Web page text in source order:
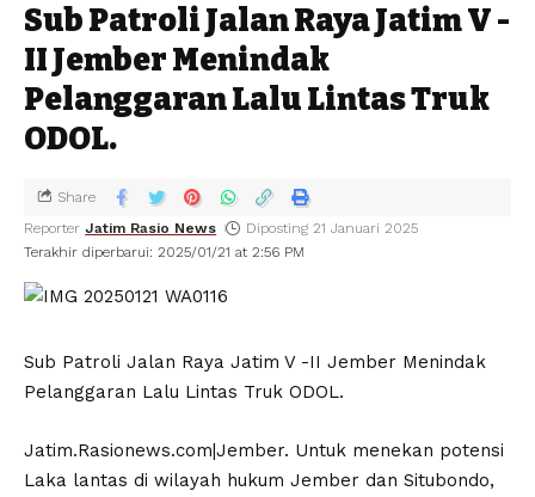
Sub Patroli Jalan Raya Jatim V -
II Jember Menindak
Pelanggaran Lalu Lintas Truk
ODOL.
Terakhir diperbarui: 2025/01/21 at 2:56 PM
Reporter Jatim Rasio News Diposting 21 Januari 2025
Share
Sub Patroli Jalan Raya Jatim V -II Jember Menindak
Pelanggaran Lalu Lintas Truk ODOL.
Jatim.Rasionews.com|Jember. Untuk menekan potensi
Laka lantas di wilayah hukum Jember dan Situbondo,